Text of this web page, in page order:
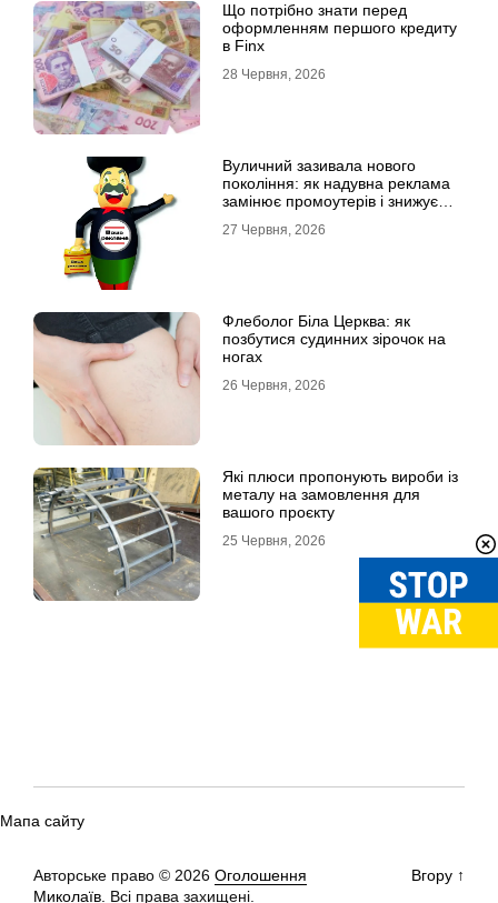
Що потрібно знати перед
оформленням першого кредиту
в Finx
28 Червня, 2026
Вуличний зазивала нового
покоління: як надувна реклама
замінює промоутерів і знижує
27 Червня, 2026
Флеболог Біла Церква: як
позбутися судинних зірочок на
ногах
26 Червня, 2026
Які плюси пропонують вироби із
металу на замовлення для
вашого проєкту
25 Червня, 2026
Мапа сайту
Авторське право © 2026 Оголошення
Миколаїв. Всі права захищені.
Вгору ↑